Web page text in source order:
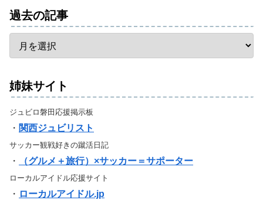
過去の記事
姉妹サイト
ジュビロ磐田応援掲示板
・ 関西ジュビリスト
サッカー観戦好きの蹴活日記
・ （グルメ＋旅行）×サッカー＝サポーター
ローカルアイドル応援サイト
・ ローカルアイドル.jp